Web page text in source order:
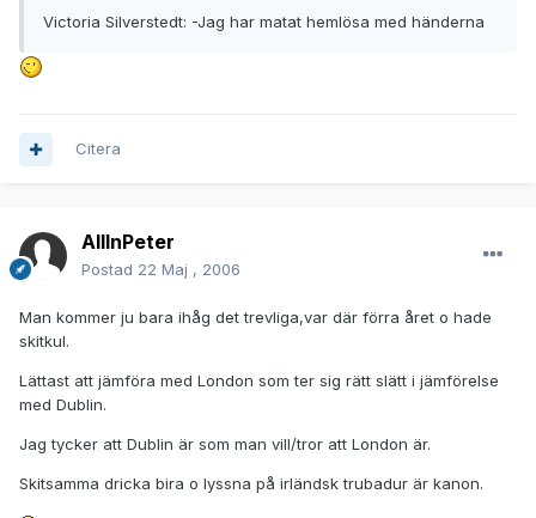
Victoria Silverstedt: -Jag har matat hemlösa med händerna
Citera
AllInPeter
Postad 22 Maj , 2006
Man kommer ju bara ihåg det trevliga,var där förra året o hade
skitkul.
Lättast att jämföra med London som ter sig rätt slätt i jämförelse
med Dublin.
Jag tycker att Dublin är som man vill/tror att London är.
Skitsamma dricka bira o lyssna på irländsk trubadur är kanon.